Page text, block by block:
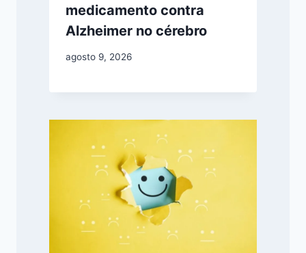
medicamento contra
Alzheimer no cérebro
agosto 9, 2026